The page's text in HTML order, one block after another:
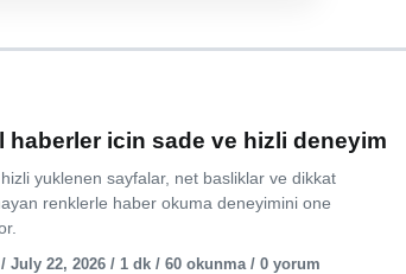
haberler icin sade ve hizli deneyim
yuklenen sayfalar, net basliklar ve dikkat
renklerle haber okuma deneyimini one
July 22, 2026 / 1 dk / 60 okunma / 0 yorum